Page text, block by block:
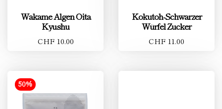
Wakame Algen Oita
Kyushu
CHF 10.00
Kokutoh-Schwarzer
Würfel Zucker
CHF 11.00
50%